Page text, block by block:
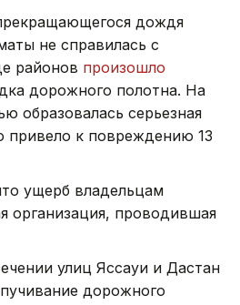
дождя
не справилась с
районов произошло
дорожного полотна. На
образовалась серьезная
привело к повреждению 13
ущерб владельцам
организация, проводившая
улиц Яссауи и Дастан
дорожного